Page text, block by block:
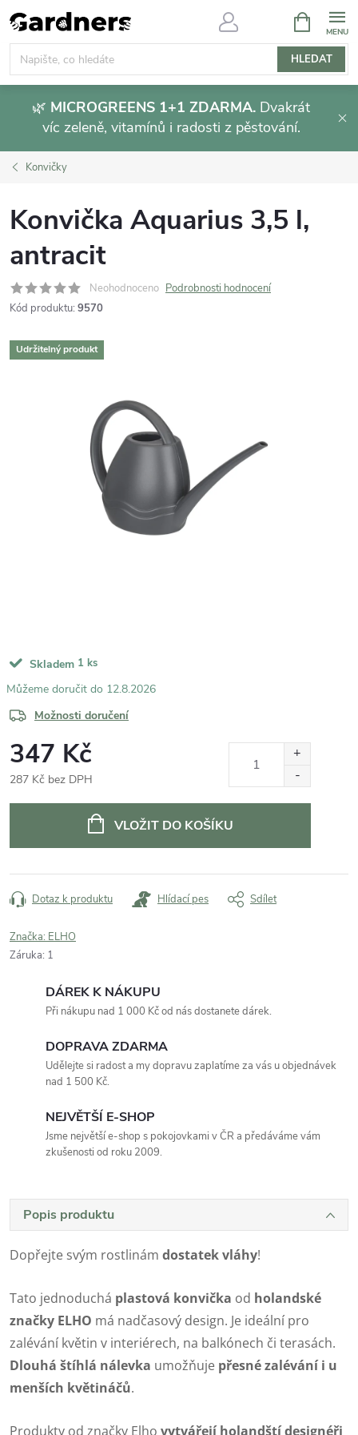
Přejít
na
obsah
HLEDAT
NÁKUPNÍ
KOŠÍK
🌿 MICROGREENS 1+1 ZDARMA. Dvakrát
víc zeleně, vitamínů i radosti z pěstování.
Konvičky
Konvička Aquarius 3,5 l,
antracit
Neohodnoceno Podrobnosti hodnocení
Kód produktu: 9570
Udržitelný produkt
Skladem 1 ks
12.8.2026
Možnosti doručení
347 Kč
287 Kč bez DPH
VLOŽIT DO KOŠÍKU
Dotaz k produktu Hlídací pes Sdílet
Značka: ELHO
Záruka: 1
DÁREK K NÁKUPU
Při nákupu nad 1 000 Kč od nás dostanete dárek.
DOPRAVA ZDARMA
Udělejte si radost a my dopravu zaplatíme za vás u objednávek
nad 1 500 Kč.
NEJVĚTŠÍ E-SHOP
Jsme největší e-shop s pokojovkami v ČR a předáváme vám
zkušenosti od roku 2009.
Popis produktu
Dopřejte svým rostlinám dostatek vláhy!
Tato jednoduchá plastová konvička od holandské
značky ELHO má nadčasový design. Je ideální pro
zalévání květin v interiérech, na balkónech či terasách.
Dlouhá štíhlá nálevka umožňuje přesné zalévání i u
menších květináčů.
Produkty od značky Elho vytvářejí holandští designéři